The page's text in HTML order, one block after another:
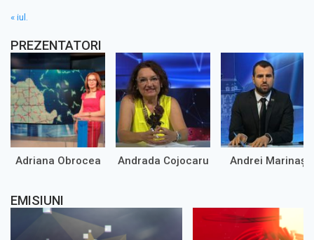
« iul.
PREZENTATORI
Adriana Obrocea Andrada Cojocaru Andrei Marinaș
EMISIUNI